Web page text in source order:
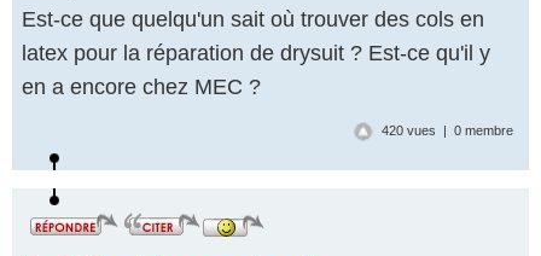
Est-ce que quelqu'un sait où trouver des cols en
latex pour la réparation de drysuit ? Est-ce qu'il y
en a encore chez MEC ?
420 vues | 0 membre